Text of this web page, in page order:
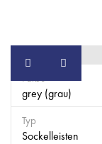
Farbe
grey (grau)
Typ
Sockelleisten